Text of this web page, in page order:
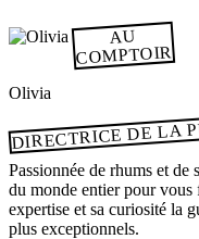
AU
COMPTOIR
Olivia
DIRECTRICE DE LA
Passionnée de rhums et
du monde entier pour
expertise et sa curiosité la
plus exceptionnels.